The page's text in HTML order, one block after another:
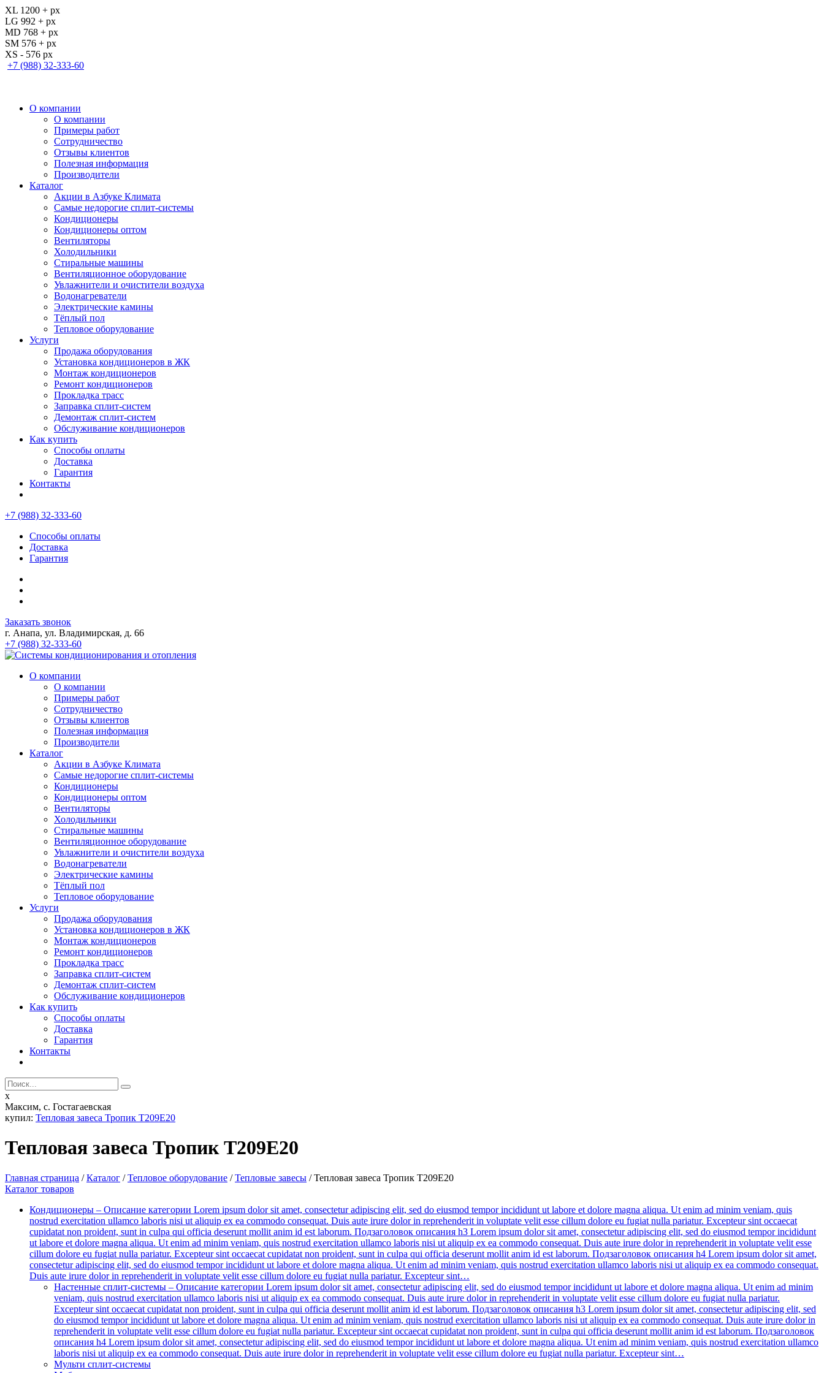
XL 1200 + px
LG 992 + px
MD 768 + px
SM 576 + px
XS - 576 px
+7 (988) 32-333-60
О компании
О компании
Примеры работ
Сотрудничество
Отзывы клиентов
Полезная информация
Производители
Каталог
Акции в Азбуке Климата
Самые недорогие сплит-системы
Кондиционеры
Кондиционеры оптом
Вентиляторы
Холодильники
Стиральные машины
Вентиляционное оборудование
Увлажнители и очистители воздуха
Водонагреватели
Электрические камины
Тёплый пол
Тепловое оборудование
Услуги
Продажа оборудования
Установка кондиционеров в ЖК
Монтаж кондиционеров
Ремонт кондиционеров
Прокладка трасс
Заправка сплит-систем
Демонтаж сплит-систем
Обслуживание кондиционеров
Как купить
Способы оплаты
Доставка
Гарантия
Контакты
+7 (988) 32-333-60
Способы оплаты
Доставка
Гарантия
Заказать звонок
г. Анапа, ул. Владимирская, д. 66
+7 (988) 32-333-60
О компании
О компании
Примеры работ
Сотрудничество
Отзывы клиентов
Полезная информация
Производители
Каталог
Акции в Азбуке Климата
Самые недорогие сплит-системы
Кондиционеры
Кондиционеры оптом
Вентиляторы
Холодильники
Стиральные машины
Вентиляционное оборудование
Увлажнители и очистители воздуха
Водонагреватели
Электрические камины
Тёплый пол
Тепловое оборудование
Услуги
Продажа оборудования
Установка кондиционеров в ЖК
Монтаж кондиционеров
Ремонт кондиционеров
Прокладка трасс
Заправка сплит-систем
Демонтаж сплит-систем
Обслуживание кондиционеров
Как купить
Способы оплаты
Доставка
Гарантия
Контакты
x
Максим, с. Гостагаевская
купил: Тепловая завеса Тропик Т209Е20
Тепловая завеса Тропик Т209Е20
Главная страница /Каталог /Тепловое оборудование /Тепловые завесы /Тепловая завеса Тропик Т209Е20
Каталог товаров
Кондиционеры – Описание категории Lorem ipsum dolor sit amet, consectetur adipiscing elit, sed do eiusmod tempor incididunt ut labore et dolore magna aliqua. Ut enim ad minim veniam, quis
nostrud exercitation ullamco laboris nisi ut aliquip ex ea commodo consequat. Duis aute irure dolor in reprehenderit in voluptate velit esse cillum dolore eu fugiat nulla pariatur. Excepteur sint occaecat
cupidatat non proident, sunt in culpa qui officia deserunt mollit anim id est laborum. Подзаголовок описания h3 Lorem ipsum dolor sit amet, consectetur adipiscing elit, sed do eiusmod tempor incididunt
ut labore et dolore magna aliqua. Ut enim ad minim veniam, quis nostrud exercitation ullamco laboris nisi ut aliquip ex ea commodo consequat. Duis aute irure dolor in reprehenderit in voluptate velit esse
cillum dolore eu fugiat nulla pariatur. Excepteur sint occaecat cupidatat non proident, sunt in culpa qui officia deserunt mollit anim id est laborum. Подзаголовок описания h4 Lorem ipsum dolor sit amet,
consectetur adipiscing elit, sed do eiusmod tempor incididunt ut labore et dolore magna aliqua. Ut enim ad minim veniam, quis nostrud exercitation ullamco laboris nisi ut aliquip ex ea commodo consequat.
Duis aute irure dolor in reprehenderit in voluptate velit esse cillum dolore eu fugiat nulla pariatur. Excepteur sint…
Настенные сплит-системы – Описание категории Lorem ipsum dolor sit amet, consectetur adipiscing elit, sed do eiusmod tempor incididunt ut labore et dolore magna aliqua. Ut enim ad minim
veniam, quis nostrud exercitation ullamco laboris nisi ut aliquip ex ea commodo consequat. Duis aute irure dolor in reprehenderit in voluptate velit esse cillum dolore eu fugiat nulla pariatur.
Excepteur sint occaecat cupidatat non proident, sunt in culpa qui officia deserunt mollit anim id est laborum. Подзаголовок описания h3 Lorem ipsum dolor sit amet, consectetur adipiscing elit, sed
do eiusmod tempor incididunt ut labore et dolore magna aliqua. Ut enim ad minim veniam, quis nostrud exercitation ullamco laboris nisi ut aliquip ex ea commodo consequat. Duis aute irure dolor in
reprehenderit in voluptate velit esse cillum dolore eu fugiat nulla pariatur. Excepteur sint occaecat cupidatat non proident, sunt in culpa qui officia deserunt mollit anim id est laborum. Подзаголовок
описания h4 Lorem ipsum dolor sit amet, consectetur adipiscing elit, sed do eiusmod tempor incididunt ut labore et dolore magna aliqua. Ut enim ad minim veniam, quis nostrud exercitation ullamco
laboris nisi ut aliquip ex ea commodo consequat. Duis aute irure dolor in reprehenderit in voluptate velit esse cillum dolore eu fugiat nulla pariatur. Excepteur sint…
Мульти сплит-системы